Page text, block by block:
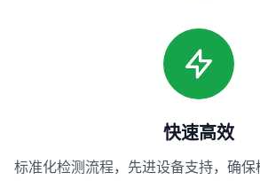
快速高效
标准化检测流程，先进设备支持，确